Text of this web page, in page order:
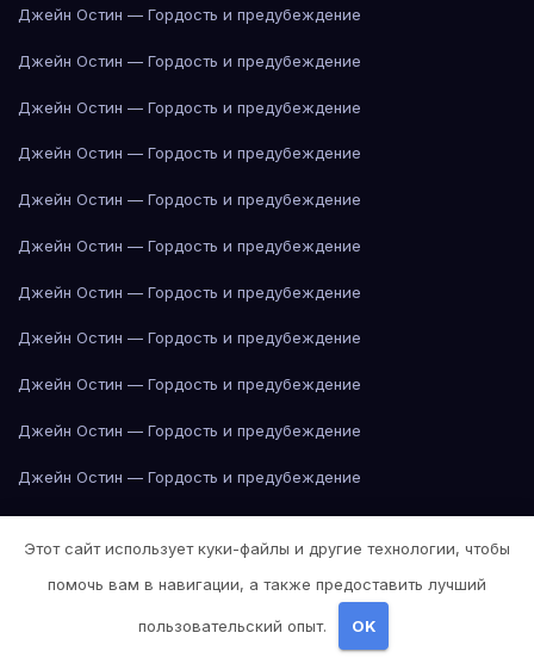
Джейн Остин — Гордость и предубеждение
Джейн Остин — Гордость и предубеждение
Джейн Остин — Гордость и предубеждение
Джейн Остин — Гордость и предубеждение
Джейн Остин — Гордость и предубеждение
Джейн Остин — Гордость и предубеждение
Джейн Остин — Гордость и предубеждение
Джейн Остин — Гордость и предубеждение
Джейн Остин — Гордость и предубеждение
Джейн Остин — Гордость и предубеждение
Джейн Остин — Гордость и предубеждение
Джейн Остин — Гордость и предубеждение
Этот сайт использует куки-файлы и другие технологии, чтобы
помочь вам в навигации, а также предоставить лучший
пользовательский опыт. OK